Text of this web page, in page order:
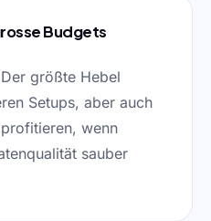
Budgets
größte Hebel
Setups, aber auch
wenn
sauber